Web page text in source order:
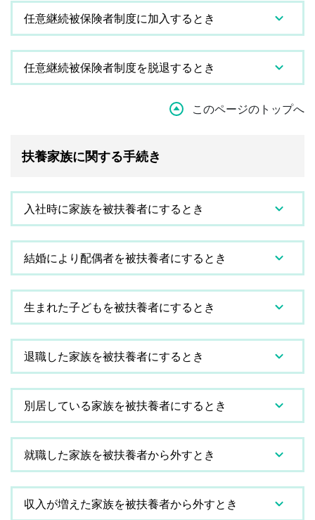
任意継続被保険者制度に加入するとき
任意継続被保険者制度を脱退するとき
このページのトップへ
扶養家族に関する手続き
入社時に家族を被扶養者にするとき
結婚により配偶者を被扶養者にするとき
生まれた子どもを被扶養者にするとき
退職した家族を被扶養者にするとき
別居している家族を被扶養者にするとき
就職した家族を被扶養者から外すとき
収入が増えた家族を被扶養者から外すとき